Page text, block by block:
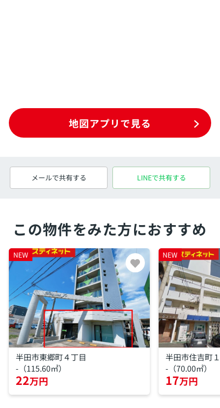
地図アプリで見る
メールで共有する LINEで共有する
この物件をみた方におすすめ
NEW
半田市東郷町４丁目
-（115.60㎡）
22万円
NEW
半田市住吉町
-（70.00㎡）
17万円